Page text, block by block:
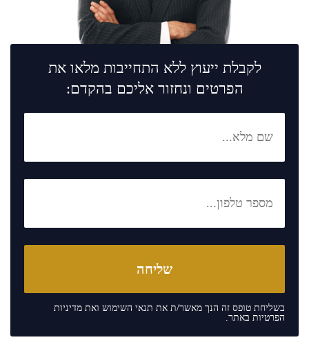
לקבלת ייעוץ ללא התחייבות מלאו את
הפרטים ונחזור אליכם בהקדם:
בשליחת טופס זה הנך מאשר/ת את תנאי השימוש ואת מדיניות
הפרטיות באתר.